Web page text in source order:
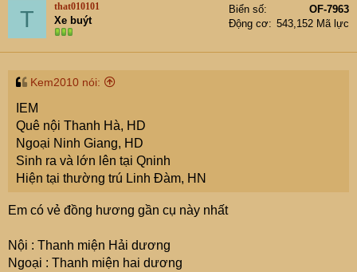
T that010101
Xe buýt
Biển số
OF-7963
Động cơ
543,152 Mã lực
Kem2010 nói:
IEM
Quê nội Thanh Hà, HD
Ngoại Ninh Giang, HD
Sinh ra và lớn lên tại Qninh
Hiện tại thường trú Linh Đàm, HN
Em có vẻ đồng hương gần cụ này nhất
Nội : Thanh miện Hải dương
Ngoại : Thanh miện hai dương